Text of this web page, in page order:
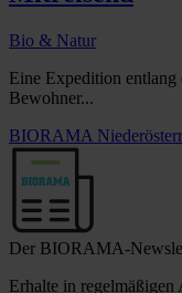
Bio & Natur
Eine Expedition entlang
Bewohner...
BIORAMA
Der BIORAMA-
Erhalte in